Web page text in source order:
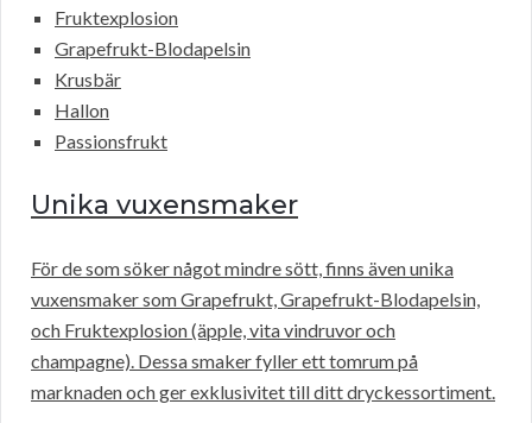
Fruktexplosion
Grapefrukt-Blodapelsin
Krusbär
Hallon
Passionsfrukt
Unika vuxensmaker
För de som söker något mindre sött, finns även unika
vuxensmaker som Grapefrukt, Grapefrukt-Blodapelsin,
och Fruktexplosion (äpple, vita vindruvor och
champagne). Dessa smaker fyller ett tomrum på
marknaden och ger exklusivitet till ditt dryckessortiment.